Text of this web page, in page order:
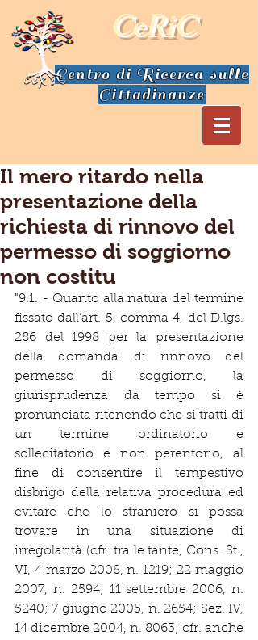
CeRiC
Centro di Ricerca sulle
Cittadinanze
Il mero ritardo nella
presentazione della
richiesta di rinnovo del
permesso di soggiorno
non costitu
"9.1. - Quanto alla natura del termine
fissato dall’art. 5, comma 4, del D.lgs.
286 del 1998 per la presentazione
della domanda di rinnovo del
permesso di soggiorno, la
giurisprudenza da tempo si è
pronunciata ritenendo che si tratti di
un termine ordinatorio e
sollecitatorio e non perentorio, al
fine di consentire il tempestivo
disbrigo della relativa procedura ed
evitare che lo straniero si possa
trovare in una situazione di
irregolarità (cfr. tra le tante, Cons. St.,
VI, 4 marzo 2008, n. 1219; 22 maggio
2007, n. 2594; 11 settembre 2006, n.
5240; 7 giugno 2005, n. 2654; Sez. IV,
14 dicembre 2004, n. 8063; cfr. anche